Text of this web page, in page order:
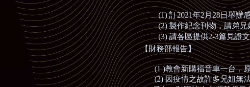
(1)訂2021年2月28日舉辦
(2)製作紀念刊物，請弟兄
(3)請各區提供2-3篇見證
【財務部報告】
(1 )教會新購福音車一台，
(2)因疫情之故許多兄姐無